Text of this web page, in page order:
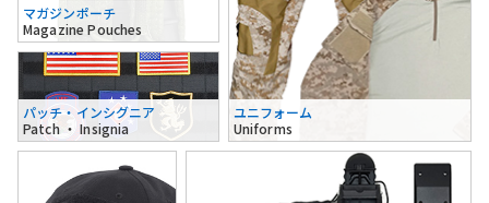
マガジンポーチ
Magazine Pouches
パッチ・インシグニア
Patch ・ Insignia
ユニフォーム
Uniforms